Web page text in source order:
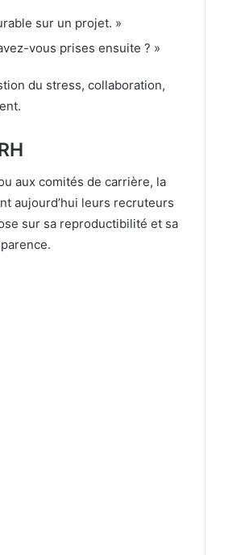
sur un projet. »
vous prises ensuite ? »
du stress, collaboration,
aux comités de carrière, la
aujourd’hui leurs recruteurs
sur sa reproductibilité et sa